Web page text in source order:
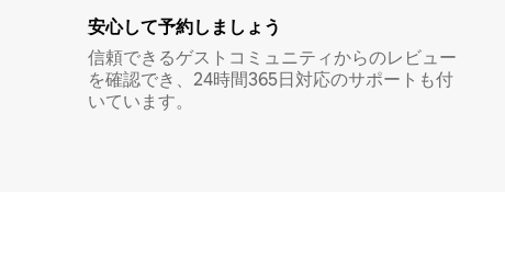
安心して予約しましょう
信頼できるゲストコミュニティからのレビュー
を確認でき、24時間365日対応のサポートも付
いています。